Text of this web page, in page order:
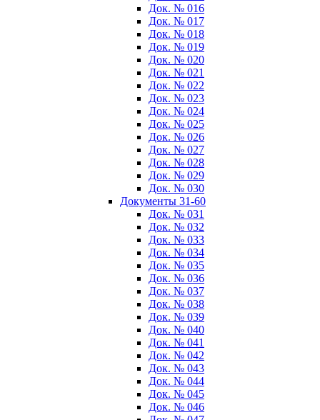
Док. № 016
Док. № 017
Док. № 018
Док. № 019
Док. № 020
Док. № 021
Док. № 022
Док. № 023
Док. № 024
Док. № 025
Док. № 026
Док. № 027
Док. № 028
Док. № 029
Док. № 030
Документы 31-60
Док. № 031
Док. № 032
Док. № 033
Док. № 034
Док. № 035
Док. № 036
Док. № 037
Док. № 038
Док. № 039
Док. № 040
Док. № 041
Док. № 042
Док. № 043
Док. № 044
Док. № 045
Док. № 046